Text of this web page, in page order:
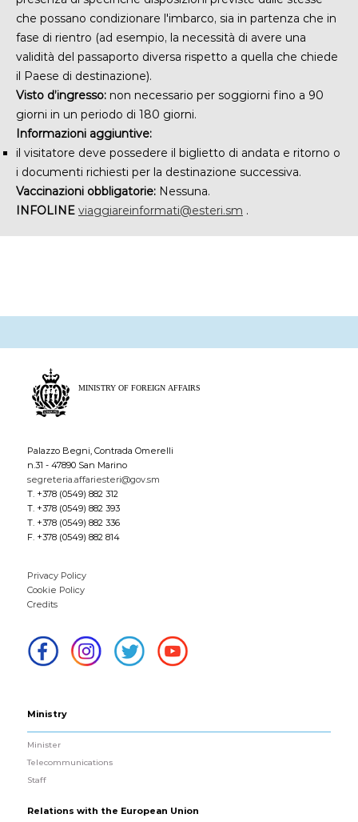
che possano condizionare l'imbarco, sia in partenza che in
fase di rientro (ad esempio, la necessità di avere una
validità del passaporto diversa rispetto a quella che chiede
il Paese di destinazione).
Visto d’ingresso: non necessario per soggiorni fino a 90
giorni in un periodo di 180 giorni.
Informazioni aggiuntive:
il visitatore deve possedere il biglietto di andata e ritorno o
i documenti richiesti per la destinazione successiva.
Vaccinazioni obbligatorie: Nessuna.
INFOLINE viaggiareinformati@esteri.sm .
Palazzo Begni, Contrada Omerelli
n.31 - 47890 San Marino
segreteria.affariesteri@gov.sm
T. +378 (0549) 882 312
T. +378 (0549) 882 393
T. +378 (0549) 882 336
F. +378 (0549) 882 814
Privacy Policy
Cookie Policy
Credits
Ministry
Minister
Telecommunications
Staff
Relations with the European Union